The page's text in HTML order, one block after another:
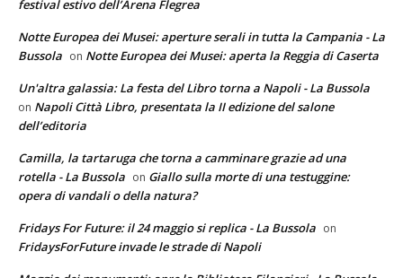
festival estivo dell’Arena Flegrea
Notte Europea dei Musei: aperture serali in tutta la Campania - La
Bussola on Notte Europea dei Musei: aperta la Reggia di Caserta
Un'altra galassia: La festa del Libro torna a Napoli - La Bussola
on Napoli Città Libro, presentata la II edizione del salone
dell’editoria
Camilla, la tartaruga che torna a camminare grazie ad una
rotella - La Bussola on Giallo sulla morte di una testuggine:
opera di vandali o della natura?
Fridays For Future: il 24 maggio si replica - La Bussola on
FridaysForFuture invade le strade di Napoli